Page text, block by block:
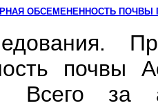
ОБСЕМЕНЕННОСТЬ ПОЧВЫ
почвы
Всего за